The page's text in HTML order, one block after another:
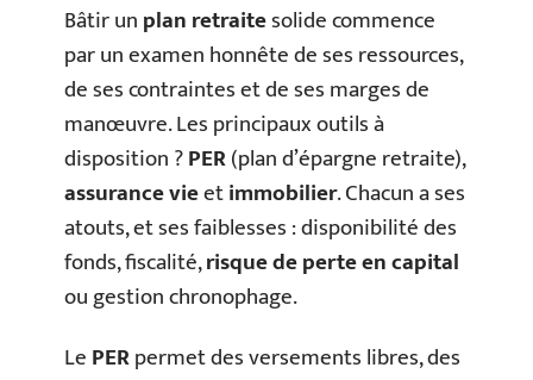
Bâtir unplan retraitesolide commence
par un examen honnête de ses ressources,
de ses contraintes et de ses marges de
manœuvre. Les principaux outils à
disposition ?PER(plan d’épargne retraite),
assurance vieetimmobilier. Chacun a ses
atouts, et ses faiblesses : disponibilité des
fonds, fiscalité,risque de perte en capital
ou gestion chronophage.
LePERpermet des versements libres, des